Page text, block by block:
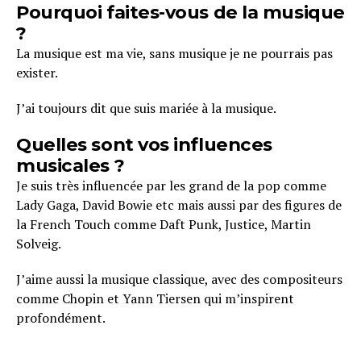
Pourquoi faites-vous de la musique
?
La musique est ma vie, sans musique je ne pourrais pas
exister.
J’ai toujours dit que suis mariée à la musique.
Quelles sont vos influences
musicales ?
Je suis très influencée par les grand de la pop comme
Lady Gaga, David Bowie etc mais aussi par des figures de
la French Touch comme Daft Punk, Justice, Martin
Solveig.
J’aime aussi la musique classique, avec des compositeurs
comme Chopin et Yann Tiersen qui m’inspirent
profondément.